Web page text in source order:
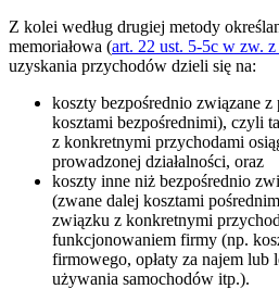
Z kolei według drugiej metody
memoriałowa (art. 22 ust. 5-5c w zw.
uzyskania przychodów dzieli się na:
koszty bezpośrednio związane
kosztami bezpośrednimi), czyli
z konkretnymi przychodami
prowadzonej działalności, oraz
koszty inne niż bezpośrednio
(zwane dalej kosztami
związku z konkretnymi
funkcjonowaniem firmy (np.
firmowego, opłaty za najem lub
używania samochodów itp.).